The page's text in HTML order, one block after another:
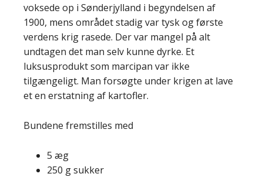
voksede op i Sønderjylland i begyndelsen af
1900, mens området stadig var tysk og første
verdens krig rasede. Der var mangel på alt
undtagen det man selv kunne dyrke. Et
luksusprodukt som marcipan var ikke
tilgængeligt. Man forsøgte under krigen at lave
et en erstatning af kartofler.
Bundene fremstilles med
5 æg
250 g sukker